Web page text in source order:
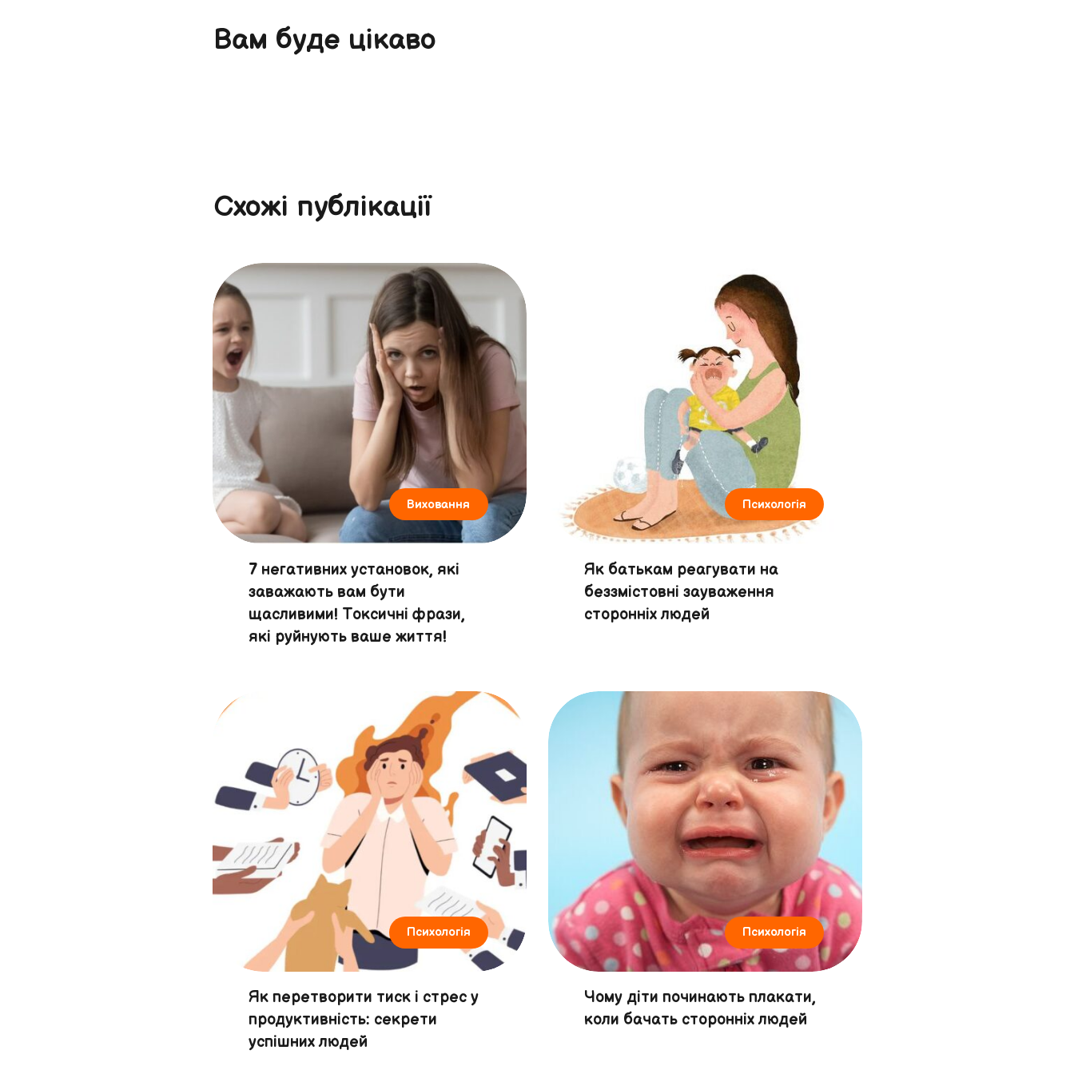
Вам буде цікаво
Схожі публікації
Виховання
7 негативних установок, які
заважають вам бути
щасливими! Токсичні фрази,
які руйнують ваше життя!
Психологія
Як батькам реагувати на
беззмістовні зауваження
сторонніх людей
Психологія
Як перетворити тиск і стрес у
продуктивність: секрети
успішних людей
Психологія
Чому діти починають плакати,
коли бачать сторонніх людей